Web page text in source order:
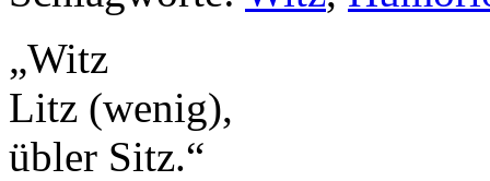
„Witz
Litz (wenig),
übler Sitz.“